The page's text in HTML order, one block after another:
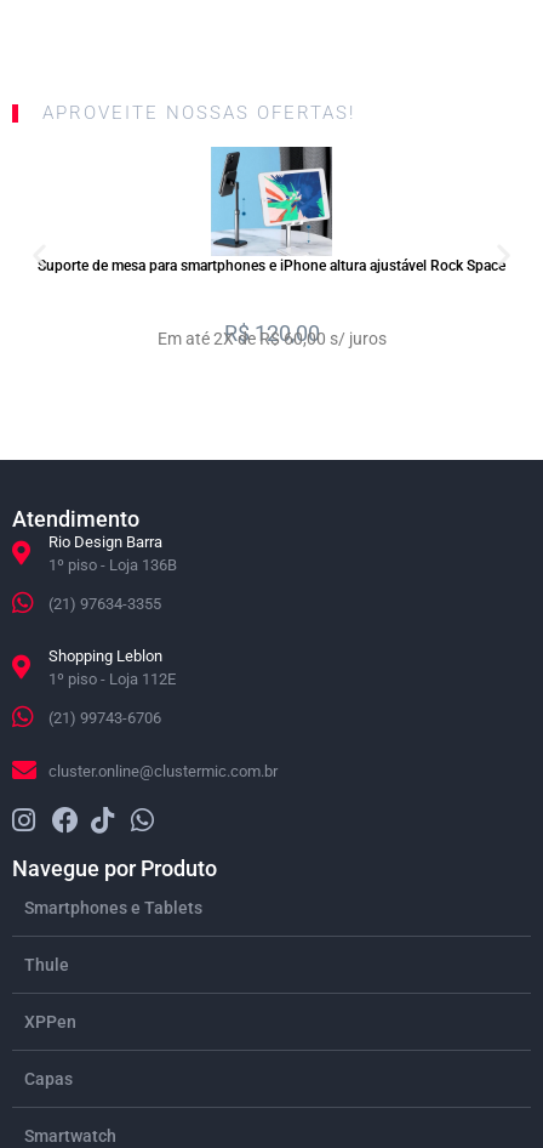
APROVEITE NOSSAS OFERTAS!
Suporte de mesa para smartphones e iPhone altura ajustável Rock Space
R$120,00
Em até 2X de R$ 60,00 s/ juros
Atendimento
Rio Design Barra
1º piso - Loja 136B
(21) 97634-3355
Shopping Leblon
1º piso - Loja 112E
(21) 99743-6706
cluster.online@clustermic.com.br
Navegue por Produto
Smartphones e Tablets
Thule
XPPen
Capas
Smartwatch